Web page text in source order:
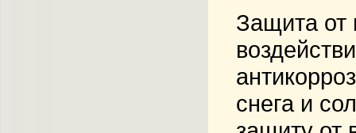
Защита от
снега и